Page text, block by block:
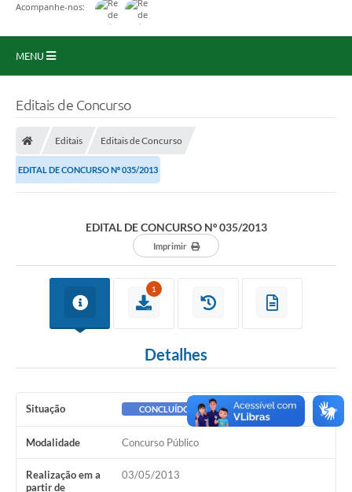
Acompanhe-nos:
MENU
Imprensa
Parcerias da Lei 13.019/2014
Turismo
Conselho Municipal de Educação
Editais de Concurso
Editais Editais de Concurso
EDITAL DE CONCURSO Nº 035/2013
EDITAL DE CONCURSO Nº 035/2013
Imprimir
1
Detalhes
Situação CONCLUÍDO
Modalidade Concurso Público
Realização em a
partir de
03/05/2013